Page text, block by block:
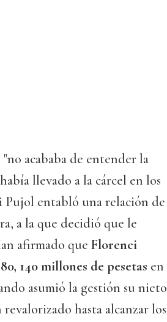
acababa de entender la
llevado a la cárcel en los
Pujol entabló una relación de
a la que decidió que le
afirmado que Florenci
140 millones de pesetas en
asumió la gestión su nieto
hasta alcanzar los